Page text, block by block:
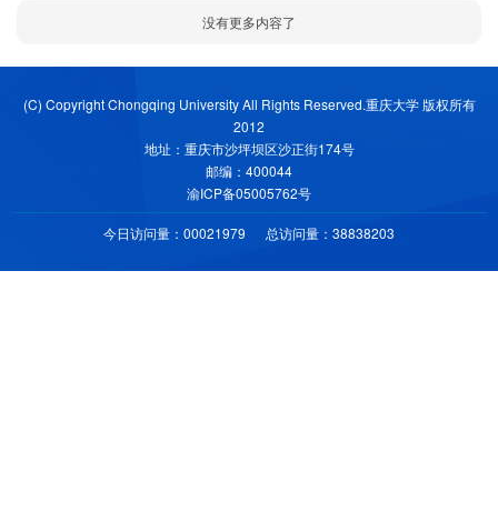
没有更多内容了
(C) Copyright Chongqing University All Rights Reserved.重庆大学 版权所有
2012
地址：重庆市沙坪坝区沙正街174号
邮编：400044
渝ICP备05005762号
今日访问量： 00021979 总访问量： 38838203